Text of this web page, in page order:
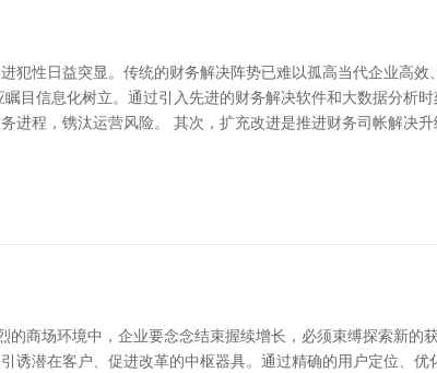
犯性日益突显。传统的财务解决阵势已难以孤高当代企业高
目信息化树立。通过引入先进的财务解决软件和大数据分析
进程，镌汰运营风险。 其次，扩充改进是推进财务司帐解决
商场环境中，企业要念念结束握续增长，必须束缚探索新的
诱潜在客户、促进改革的中枢器具。通过精确的用户定位、